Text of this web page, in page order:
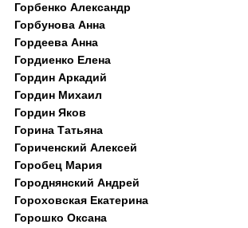
Горбенко Александр
Горбунова Анна
Гордеева Анна
Гордиенко Елена
Гордин Аркадий
Гордин Михаил
Гордин Яков
Горина Татьяна
Гориченский Алексей
Горобец Мария
Городнянский Андрей
Гороховская Екатерина
Горошко Оксана